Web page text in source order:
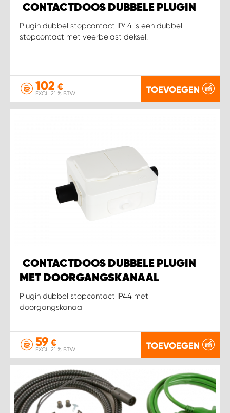
CONTACTDOOS DUBBELE PLUGIN
Plugin dubbel stopcontact IP44 is een dubbel
stopcontact met veerbelast deksel.
102 €
EXCL. 21 % BTW TOEVOEGEN
CONTACTDOOS DUBBELE PLUGIN
MET DOORGANGSKANAAL
Plugin dubbel stopcontact IP44 met
doorgangskanaal
59 €
EXCL. 21 % BTW TOEVOEGEN